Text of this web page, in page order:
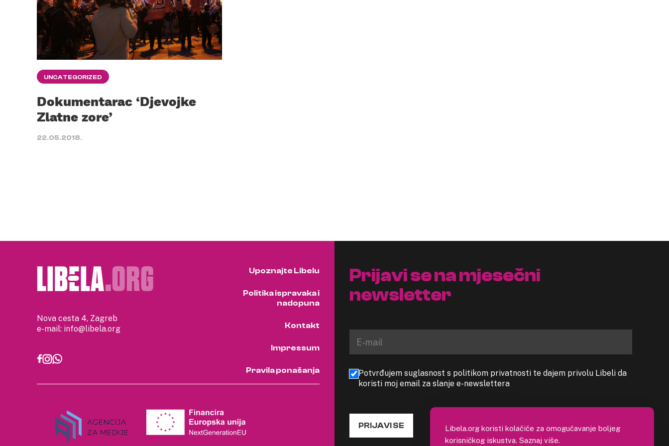
UNCATEGORIZED
Dokumentarac ‘Djevojke
Zlatne zore’
22.05.2018.
Nova cesta 4, Zagreb
e-mail: info@libela.org
Upoznajte Libelu
Politika ispravaka i
nadopuna
Kontakt
Impressum
Pravila ponašanja
Prijavi se na mjesečni
newsletter
Potvrđujem suglasnost s politikom privatnosti te dajem privolu Libeli da
koristi moj email za slanje e-newslettera
PRIJAVI SE
Libela.org koristi kolačiće za omogućavanje boljeg
korisničkog iskustva. Saznaj više.